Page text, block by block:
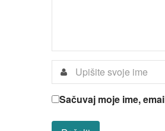
Sačuvaj moje ime,